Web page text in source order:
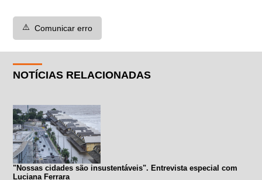
⚠️ Comunicar erro
NOTÍCIAS RELACIONADAS
"Nossas cidades são insustentáveis". Entrevista especial com
Luciana Ferrara